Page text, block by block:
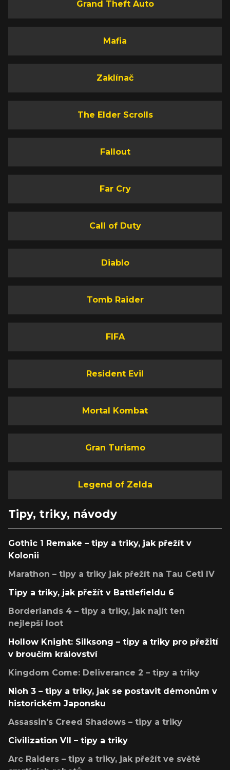
Grand Theft Auto
Mafia
Zaklínač
The Elder Scrolls
Fallout
Far Cry
Call of Duty
Diablo
Tomb Raider
FIFA
Resident Evil
Mortal Kombat
Gran Turismo
Legend of Zelda
Tipy, triky, návody
Gothic 1 Remake – tipy a triky, jak přežít v
Kolonii
Marathon – tipy a triky jak přežít na Tau Ceti IV
Tipy a triky, jak přežít v Battlefieldu 6
Borderlands 4 – tipy a triky, jak najít ten
nejlepší loot
Hollow Knight: Silksong – tipy a triky pro přežití
v broučím království
Kingdom Come: Deliverance 2 – tipy a triky
Nioh 3 – tipy a triky, jak se postavit démonům v
historickém Japonsku
Assassin's Creed Shadows – tipy a triky
Civilization VII – tipy a triky
Arc Raiders – tipy a triky, jak přežít ve světě